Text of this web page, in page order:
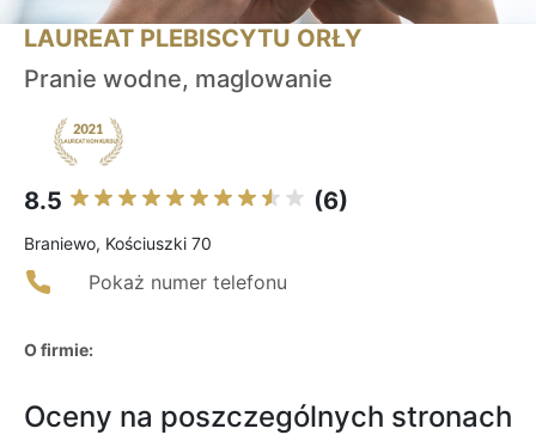
LAUREAT PLEBISCYTU ORŁY
Pranie wodne, maglowanie
8.5 (6)
Braniewo, Kościuszki 70
Pokaż numer telefonu
O firmie:
Oceny na poszczególnych stronach